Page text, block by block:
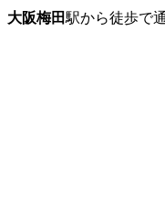
大阪梅田駅から徒歩で